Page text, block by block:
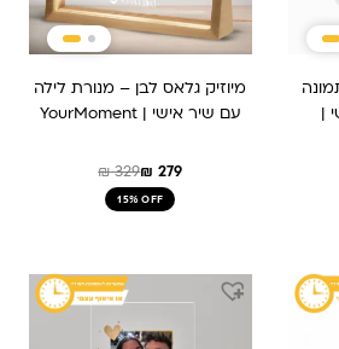
|
מיוזיק גלאס לבן – מנורת לילה
עם שיר אישי | YourMoment
₪329₪ 279
15% OFF
המחיר
המחיר